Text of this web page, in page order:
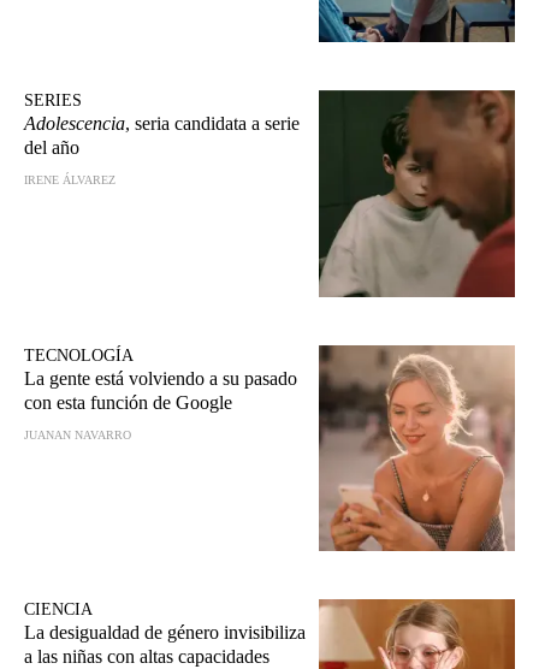
SERIES
Adolescencia, seria candidata a serie
del año
IRENE ÁLVAREZ
TECNOLOGÍA
La gente está volviendo a su pasado
con esta función de Google
JUANAN NAVARRO
CIENCIA
La desigualdad de género invisibiliza
a las niñas con altas capacidades